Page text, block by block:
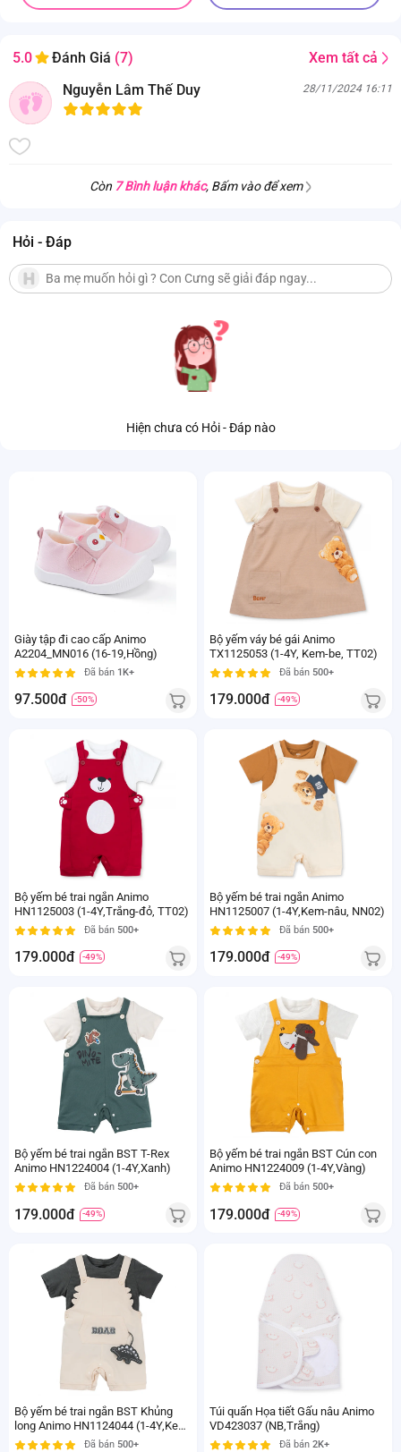
5.0 Đánh Giá (7)
Xem tất cả
Nguyễn Lâm Thế Duy
28/11/2024 16:11
Còn 7 Bình luận khác, Bấm vào để xem
Hỏi - Đáp
Hiện chưa có Hỏi - Đáp nào
Giày tập đi cao cấp Animo
A2204_MN016 (16-19,Hồng)
Đã bán 1K+
97.500đ -50%
Bộ yếm váy bé gái Animo
TX1125053 (1-4Y, Kem-be, TT02)
Đã bán 500+
179.000đ -49%
Bộ yếm bé trai ngắn Animo
HN1125003 (1-4Y,Trắng-đỏ, TT02)
Đã bán 500+
179.000đ -49%
Bộ yếm bé trai ngắn Animo
HN1125007 (1-4Y,Kem-nâu, NN02)
Đã bán 500+
179.000đ -49%
Bộ yếm bé trai ngắn BST T-Rex
Animo HN1224004 (1-4Y,Xanh)
Đã bán 500+
179.000đ -49%
Bộ yếm bé trai ngắn BST Cún con
Animo HN1224009 (1-4Y,Vàng)
Đã bán 500+
179.000đ -49%
Bộ yếm bé trai ngắn BST Khủng
long Animo HN1124044 (1-4Y,Kem
phối xanh)
Đã bán 500+
Túi quấn Họa tiết Gấu nâu Animo
VD423037 (NB,Trắng)
Đã bán 2K+